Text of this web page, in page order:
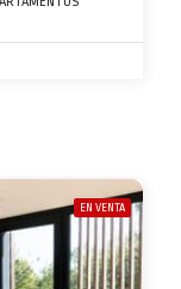
EN VENTA